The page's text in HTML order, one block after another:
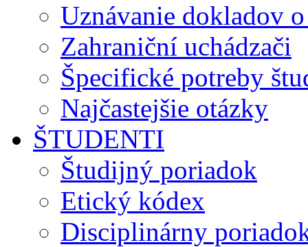
Uznávanie dokladov
Zahraniční uchádzači
Špecifické potreby
Najčastejšie otázky
ŠTUDENTI
Študijný poriadok
Etický kódex
Disciplinárny